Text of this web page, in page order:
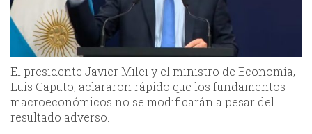
El presidente Javier Milei y el ministro de Economía,
Luis Caputo, aclararon rápido que los fundamentos
macroeconómicos no se modificarán a pesar del
resultado adverso.